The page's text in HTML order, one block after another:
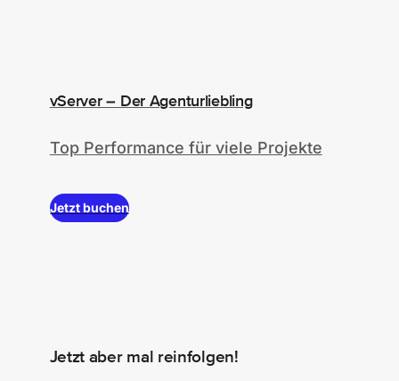
vServer – Der Agenturliebling
Top Performance für viele Projekte
Jetzt buchen
Jetzt aber mal reinfolgen!